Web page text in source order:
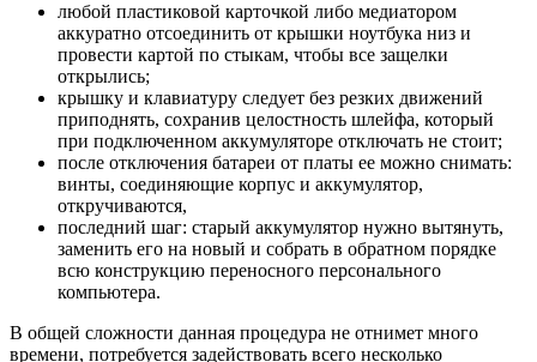
любой пластиковой карточкой либо медиатором
аккуратно отсоединить от крышки ноутбука низ и
провести картой по стыкам, чтобы все защелки
открылись;
крышку и клавиатуру следует без резких движений
приподнять, сохранив целостность шлейфа, который
при подключенном аккумуляторе отключать не стоит;
после отключения батареи от платы ее можно снимать:
винты, соединяющие корпус и аккумулятор,
откручиваются,
последний шаг: старый аккумулятор нужно вытянуть,
заменить его на новый и собрать в обратном порядке
всю конструкцию переносного персонального
компьютера.
В общей сложности данная процедура не отнимет много
времени, потребуется задействовать всего несколько